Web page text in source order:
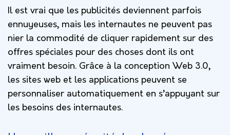
Il est vrai que les publicités deviennent parfois
ennuyeuses, mais les internautes ne peuvent pas
nier la commodité de cliquer rapidement sur des
offres spéciales pour des choses dont ils ont
vraiment besoin. Grâce à la conception Web 3.0,
les sites web et les applications peuvent se
personnaliser automatiquement en s’appuyant sur
les besoins des internautes.